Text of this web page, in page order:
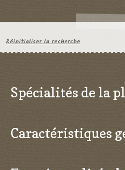
Réinitialiser la recherche
Spécialités de la
Caractéristiques